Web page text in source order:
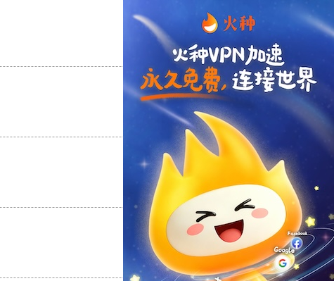
支持[0] 反对
支持
反对 [0]
支持[0] 反对[0]